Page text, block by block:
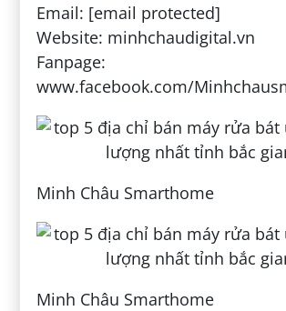
Email: [email protected]
Website: minhchaudigital.vn
Fanpage:
www.facebook.com/
Minh Châu Smarthome
Minh Châu Smarthome